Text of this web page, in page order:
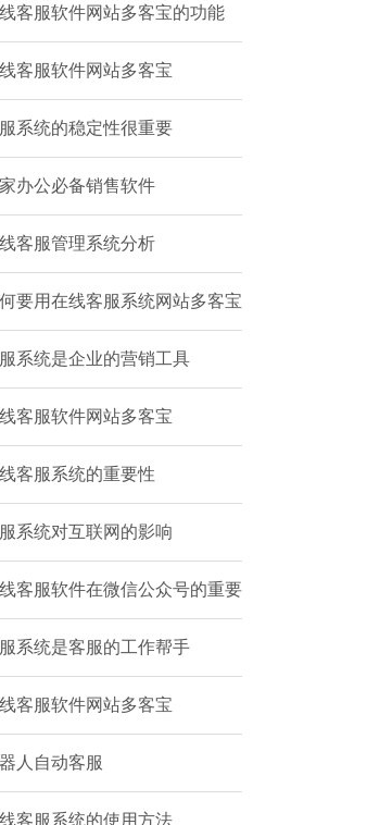
客服软件网站多客宝的功能
客服软件网站多客宝
系统的稳定性很重要
办公必备销售软件
客服管理系统分析
要用在线客服系统网站多客宝
系统是企业的营销工具
客服软件网站多客宝
客服系统的重要性
系统对互联网的影响
客服软件在微信公众号的重要
系统是客服的工作帮手
客服软件网站多客宝
人自动客服
客服系统的使用方法